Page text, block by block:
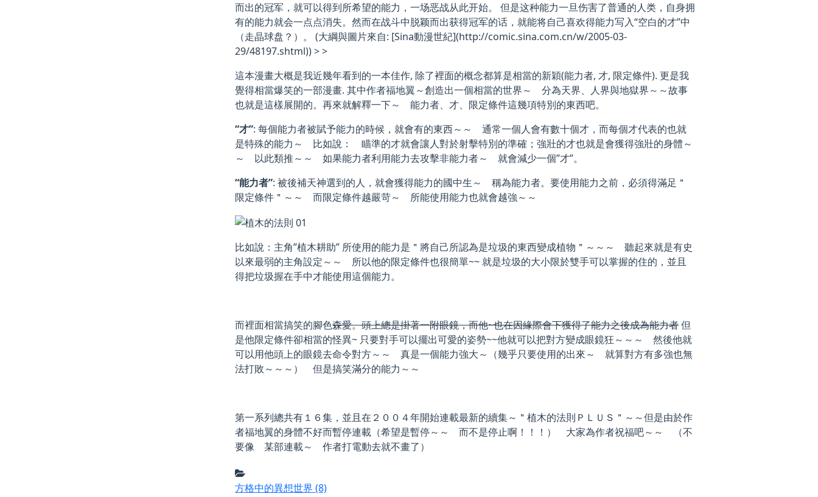
而出的冠军，就可以得到所希望的能力，一场恶战从此开始。 但是这种能力一旦伤害了普通的人类，自身拥
有的能力就会一点点消失。然而在战斗中脱颖而出获得冠军的话，就能将自己喜欢得能力写入“空白的才”中
（走晶球盘？）。 (大綱與圖片來自: [Sina動漫世紀](http://comic.sina.com.cn/w/2005-03-
29/48197.shtml)) > >
這本漫畫大概是我近幾年看到的一本佳作, 除了裡面的概念都算是相當的新穎(能力者, 才, 限定條件). 更是我
覺得相當爆笑的一部漫畫. 其中作者福地翼～創造出一個相當的世界～ 分為天界、人界與地獄界～～故事
也就是這樣展開的。再來就解釋一下～ 能力者、才、限定條件這幾項特別的東西吧。
“才”: 每個能力者被賦予能力的時候，就會有的東西～～ 通常一個人會有數十個才，而每個才代表的也就
是特殊的能力～ 比如說： 瞄準的才就會讓人對於射擊特別的準確；強壯的才也就是會獲得強壯的身體～
～ 以此類推～～ 如果能力者利用能力去攻擊非能力者～ 就會減少一個”才”。
“能力者”: 被後補天神選到的人，就會獲得能力的國中生～ 稱為能力者。要使用能力之前，必須得滿足＂
限定條件＂～～ 而限定條件越嚴苛～ 所能使用能力也就會越強～～
比如說：主角”植木耕助” 所使用的能力是＂將自己所認為是垃圾的東西變成植物＂～～～ 聽起來就是有史
以來最弱的主角設定～～ 所以他的限定條件也很簡單~~ 就是垃圾的大小限於雙手可以掌握的住的，並且
得把垃圾握在手中才能使用這個能力。
而裡面相當搞笑的腳色森愛。頭上總是掛著一附眼鏡，而他~也在因緣際會下獲得了能力之後成為能力者但
是他限定條件卻相當的怪異~ 只要對手可以擺出可愛的姿勢~~他就可以把對方變成眼鏡狂～～～ 然後他就
可以用他頭上的眼鏡去命令對方～～ 真是一個能力強大～（幾乎只要使用的出來～ 就算對方有多強也無
法打敗～～～） 但是搞笑滿分的能力～～
第一系列總共有１６集，並且在２００４年開始連載最新的續集～＂植木的法則ＰＬＵＳ＂～～但是由於作
者福地翼的身體不好而暫停連載（希望是暫停～～ 而不是停止啊！！！） 大家為作者祝福吧～～ （不
要像 某部連載～ 作者打電動去就不畫了）
方格中的異想世界(8)